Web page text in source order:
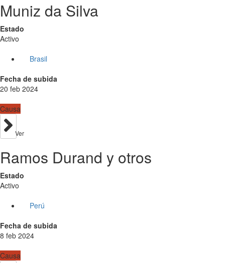
Muniz da Silva
Estado
Activo
Brasil
Fecha de subida
20 feb 2024
Causa
Ver
Ramos Durand y otros
Estado
Activo
Perú
Fecha de subida
8 feb 2024
Causa